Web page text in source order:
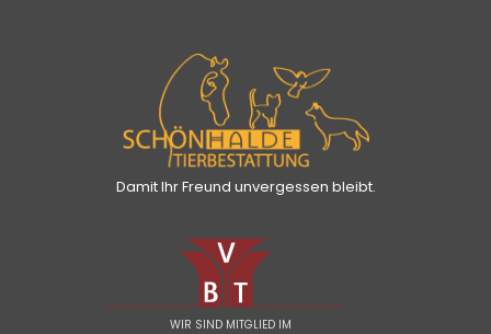
Damit Ihr Freund unvergessen bleibt.
WIR SIND MITGLIED IM